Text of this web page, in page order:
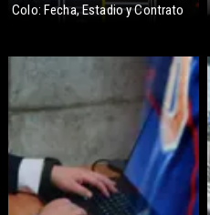
Colo: Fecha, Estadio y Contrato